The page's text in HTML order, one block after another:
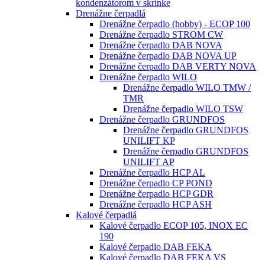
kondenzátorom v skrinke
Drenážne čerpadlá
Drenážne čerpadlo (hobby) - ECOP 100
Drenážne čerpadlo STROM CW
Drenážne čerpadlo DAB NOVA
Drenážne čerpadlo DAB NOVA UP
Drenážne čerpadlo DAB VERTY NOVA
Drenážne čerpadlo WILO
Drenážne čerpadlo WILO TMW /
TMR
Drenážne čerpadlo WILO TSW
Drenážne čerpadlo GRUNDFOS
Drenážne čerpadlo GRUNDFOS
UNILIFT KP
Drenážne čerpadlo GRUNDFOS
UNILIFT AP
Drenážne čerpadlo HCP AL
Drenážne čerpadlo CP POND
Drenážne čerpadlo HCP GDR
Drenážne čerpadlo HCP ASH
Kalové čerpadlá
Kalové čerpadlo ECOP 105, INOX EC
190
Kalové čerpadlo DAB FEKA
Kalové čerpadlo DAB FEKA VS